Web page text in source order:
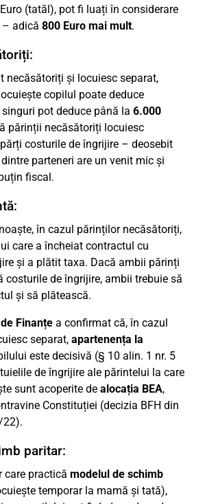
(tatăl), pot fi luați în considerare
– adică 800 Euro mai mult.
necăsătoriți și locuiesc separat,
copilul poate deduce
pot deduce până la 6.000
părinții necăsătoriți locuiesc
costurile de îngrijire – deosebit
parteneri are un venit mic și
fiscal.
în cazul părinților necăsătoriți,
care a încheiat contractul cu
și a plătit taxa. Dacă ambii părinți
costurile de îngrijire, ambii trebuie să
și să plătească.
Finanțe a confirmat că, în cazul
separat, apartenența la
este decisivă (§ 10 alin. 1 nr. 5
de îngrijire ale părintelui la care
sunt acoperite de alocația BEA,
Constituției (decizia BFH din
22).
paritar:
care practică modelul de schimb
temporar la mamă și tată),